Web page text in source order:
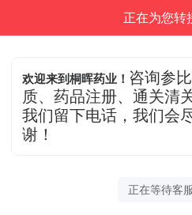
正在为您转
欢迎来到桐晖药业！ 咨询参
质、药品注册、通关清
我们留下电话，我们会
谢！
正在等待客